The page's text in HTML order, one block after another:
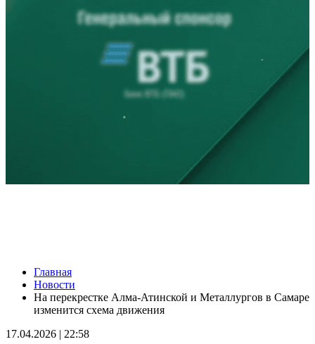
Серия магнитных бурь ожидается в Самарской области во
второй половине августа
08.08.2026 | 21:52
"Акрон" вничью сыграл с "Локомотивом" в третьем туре РПЛ
Вячеслав Федорищев поздравил "Волонтёров-медиков" с
Главная
Новости
На перекрестке Алма‑Атинской и Металлургов в Самаре
изменится схема движения
17.04.2026 | 22:58